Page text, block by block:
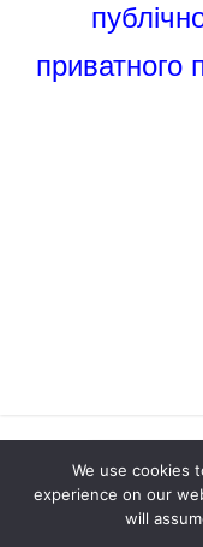
Академія
We use cookies
experience on our
will